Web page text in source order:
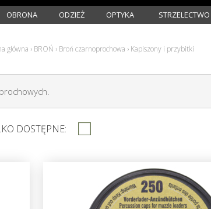
OBRONA ODZIEŻ OPTYKA STRZELECTWO
główna › BROŃ › Broń czarnoprochowa › Kapiszony i przybitki
DOSTĘPNE: